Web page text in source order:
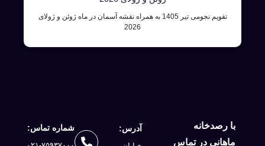
تقویم نجومی تیر 1405 به همراه نقشه آسمان در ماه ژوئن و ژولای
با رصدخانه
ماهانی در تماس
آدرس: شماره تماس: